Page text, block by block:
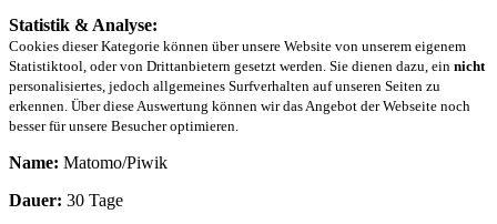
Statistik & Analyse:
Cookies dieser Kategorie können über unsere Website von unserem eigenem
Statistiktool, oder von Drittanbietern gesetzt werden. Sie dienen dazu, ein nicht
personalisiertes, jedoch allgemeines Surfverhalten auf unseren Seiten zu
erkennen. Über diese Auswertung können wir das Angebot der Webseite noch
besser für unsere Besucher optimieren.
Name: Matomo/Piwik
Dauer: 30 Tage